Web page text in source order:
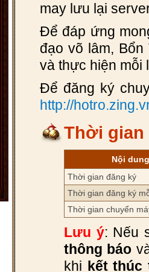
may lưu lại
Để đáp ứng
đạo võ lâm,
và thực hiện mỗi
Để đăng ký
http://
Thời gian
Nội dung
Thời gian đăng ký
Thời gian đăng ký
Thời gian chuyển
Lưu ý: Nếu
thông báo
khi kết thúc